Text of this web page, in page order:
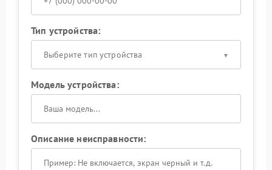
Тип устройства:
Выберите тип устройства
Модель устройства:
Описание неисправности: